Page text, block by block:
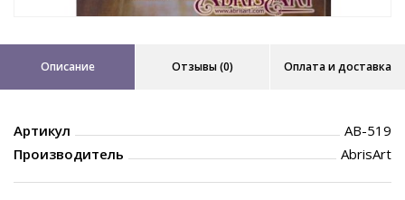
Описание Отзывы (0) Оплата и доставка
Артикул
AB-519
Производитель
AbrisArt